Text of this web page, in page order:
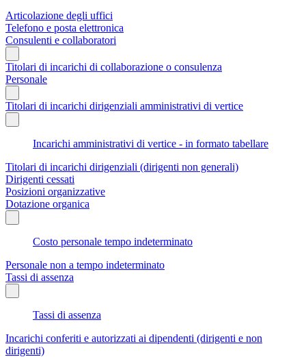
Articolazione degli uffici
Telefono e posta elettronica
Consulenti e collaboratori
Titolari di incarichi di collaborazione o consulenza
Personale
Titolari di incarichi dirigenziali amministrativi di vertice
Incarichi amministrativi di vertice - in formato tabellare
Titolari di incarichi dirigenziali (dirigenti non generali)
Dirigenti cessati
Posizioni organizzative
Dotazione organica
Costo personale tempo indeterminato
Personale non a tempo indeterminato
Tassi di assenza
Tassi di assenza
Incarichi conferiti e autorizzati ai dipendenti (dirigenti e non
dirigenti)